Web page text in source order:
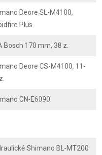
Deore SL-M4100,
Plus
Bosch 170 mm, 38 z.
Deore CS-M4100, 11-
CN-E6090
Shimano BL-MT200